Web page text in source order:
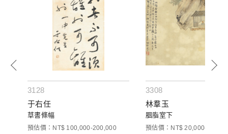
3128
于右任
草書條幅
預估價：NT$ 100,000-200,000
3308
林羣玉
胭脂室下
預估價：NT$ 20,000-30,000